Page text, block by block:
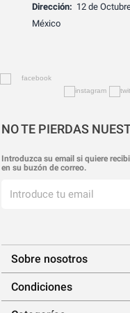
Dirección: 12 de
México
NO TE PIERDAS
Introduzca su email si quiere
en su buzón de correo.
Sobre nosotros
Condiciones